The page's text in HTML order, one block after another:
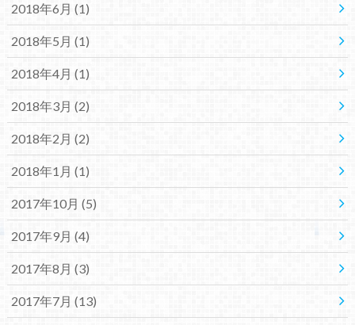
2018年6月 (1)
2018年5月 (1)
2018年4月 (1)
2018年3月 (2)
2018年2月 (2)
2018年1月 (1)
2017年10月 (5)
2017年9月 (4)
2017年8月 (3)
2017年7月 (13)